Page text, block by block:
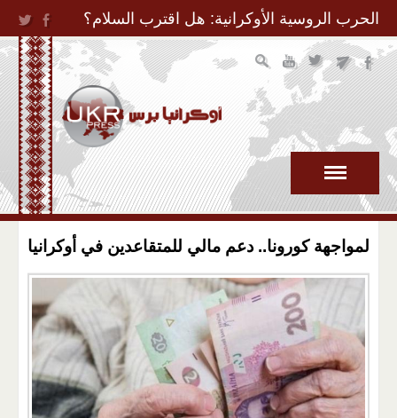
Jump to Navigation
الحرب الروسية الأوكرانية: هل اقترب السلام؟
لمواجهة كورونا.. دعم مالي للمتقاعدين في أوكرانيا